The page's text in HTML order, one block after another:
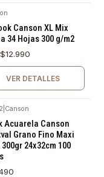
Canson XL Mix
34 Hojas 300 g/m2
$12.990
VER DETALLES
Canson
Acuarela Canson
Grano Fino Maxi
24x32cm 100